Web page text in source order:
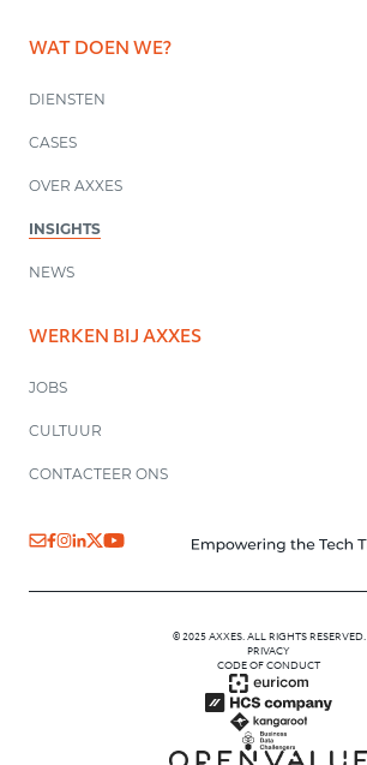
WAT DOEN WE?
DIENSTEN
CASES
OVER AXXES
INSIGHTS
NEWS
WERKEN BIJ AXXES
JOBS
CULTUUR
CONTACTEER ONS
© 2025 AXXES. ALL RIGHTS RESERVED.
PRIVACY
CODE OF CONDUCT